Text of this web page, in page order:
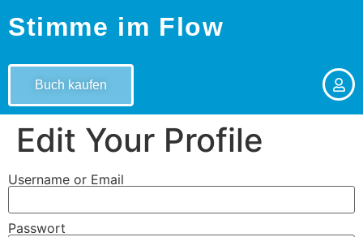
Stimme im Flow
Buch kaufen
Edit Your Profile
Username or Email
Passwort